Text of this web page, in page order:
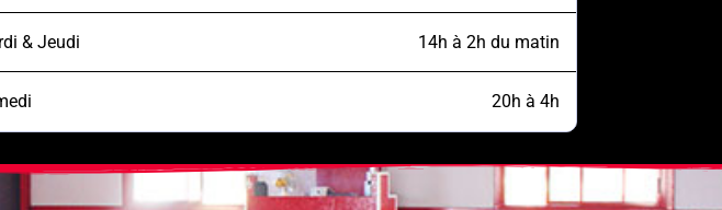
& Jeudi 14h à 2h du matin
20h à 4h